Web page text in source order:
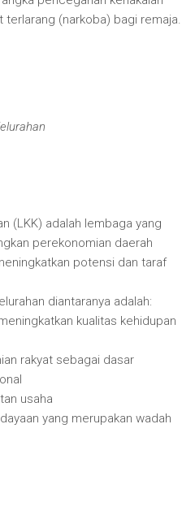
terlarang (narkoba) bagi remaja.
(LKK) adalah lembaga yang
perekonomian daerah
potensi dan taraf
diantaranya adalah:
kualitas kehidupan
rakyat sebagai dasar
usaha
yang merupakan wadah